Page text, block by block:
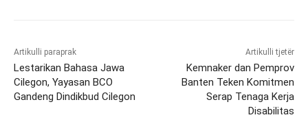
Artikulli paraprak
Lestarikan Bahasa Jawa
Cilegon, Yayasan BCO
Gandeng Dindikbud Cilegon
Artikulli tjetër
Kemnaker dan Pemprov
Banten Teken Komitmen
Serap Tenaga Kerja
Disabilitas